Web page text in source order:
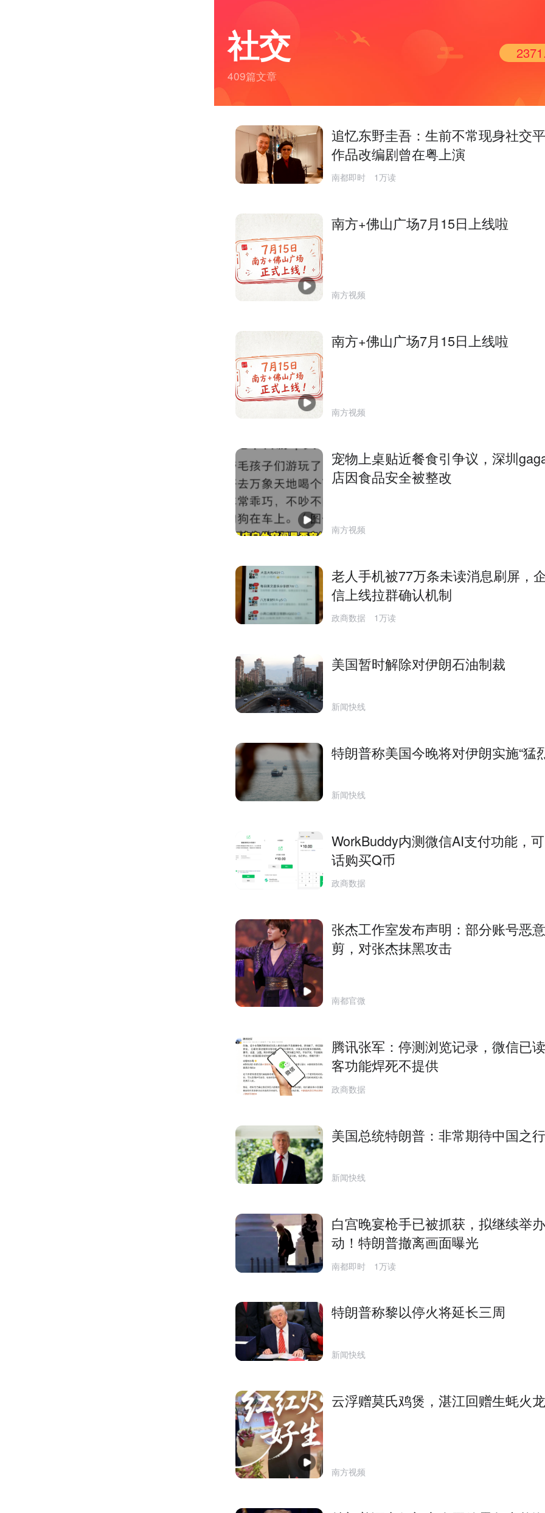
社交
409篇文章
追忆东野圭吾：生前不常现身社交
作品改编剧曾在粤上演
南都即时 1万读
南方+佛山广场7月15日上线啦
南方视频
南方+佛山广场7月15日上线啦
南方视频
宠物上桌贴近餐食引争议，深圳
店因食品安全被整改
南方视频
老人手机被77万条未读消息刷屏，
信上线拉群确认机制
政商数据 1万读
美国暂时解除对伊朗石油制裁
新闻快线
特朗普称美国今晚将对伊朗实施“猛
新闻快线
WorkBuddy内测微信AI支付功能，
话购买Q币
政商数据
张杰工作室发布声明：部分账号恶
剪，对张杰抹黑攻击
南都官微
腾讯张军：停测浏览记录，微信已
客功能焊死不提供
政商数据
美国总统特朗普：非常期待中国之行
新闻快线
白宫晚宴枪手已被抓获，拟继续举
动！特朗普撤离画面曝光
南都即时 1万读
特朗普称黎以停火将延长三周
新闻快线
云浮赠莫氏鸡煲，湛江回赠生蚝火
南方视频